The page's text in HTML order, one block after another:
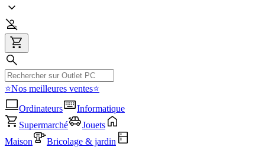
⭐Nos meilleures ventes⭐
Ordinateurs
Informatique
Supermarché
Jouets
Maison
Bricolage & jardin